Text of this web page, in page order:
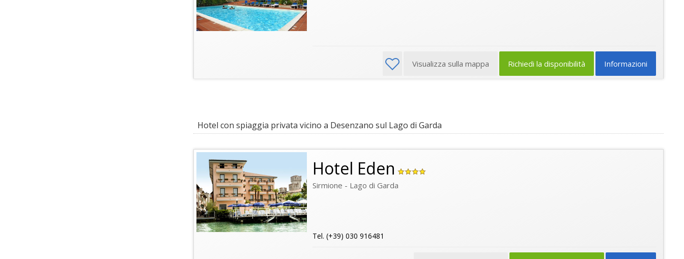
Informazioni
Richiedi la disponibilità
Visualizza sulla mappa
Hotel con spiaggia privata vicino a Desenzano sul Lago di Garda
Hotel Eden
Sirmione - Lago di Garda
Tel. (+39) 030 916481